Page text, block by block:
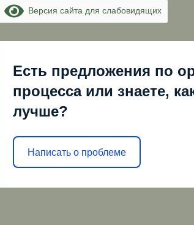
Версия сайта для слабовидящих
Есть предложения по
процесса или знаете,
лучше?
Написать о проблеме